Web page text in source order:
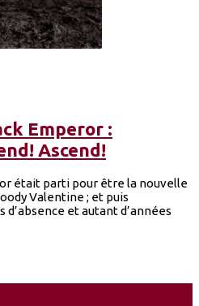
Emperor :
Ascend!
était parti pour être la nouvelle
Valentine ; et puis
et autant d’années